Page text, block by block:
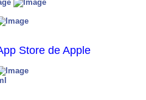
Store de Apple